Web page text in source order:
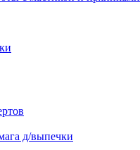
д/выпечки